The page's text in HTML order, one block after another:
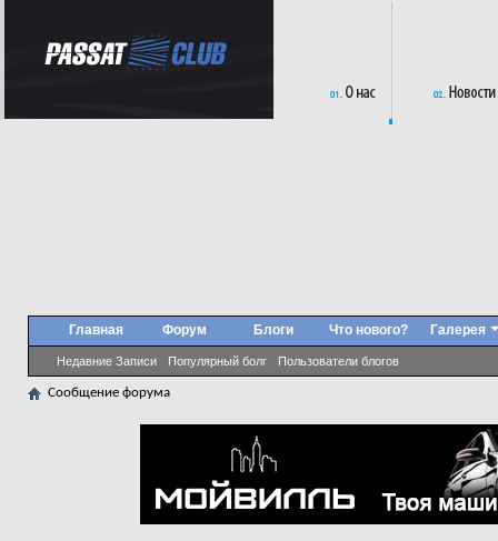
Главная Форум Блоги
Недавние Записи Популярный болг Пользователи блогов
Что нового? Галерея
Сообщение форума